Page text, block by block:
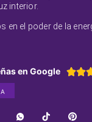
interior.
en el poder de la
en Google 